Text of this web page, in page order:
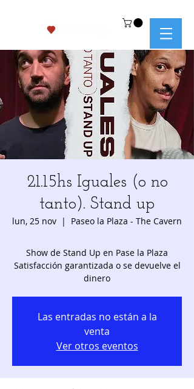
21.15hs Iguales (o no
tanto). Stand up
lun, 25 nov
  |
Paseo la Plaza - The Cavern
Show de Stand Up en Pase la Plaza
Satisfacción garantizada o se devuelve el
dinero
Las entradas no están a la
venta
Ver otros eventos